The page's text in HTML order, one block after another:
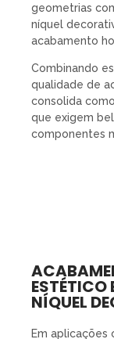
geometrias
níquel
acabamento
Combinando
qualidade de
consolida
que exigem
componentes
ESTÉTICO
NÍQUEL
Em